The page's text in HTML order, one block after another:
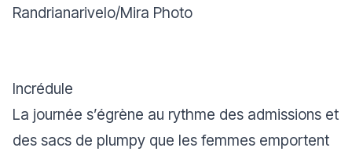
Randrianarivelo/Mira Photo
Incrédule
La journée s’égrène au rythme des admissions et
des sacs de plumpy que les femmes emportent